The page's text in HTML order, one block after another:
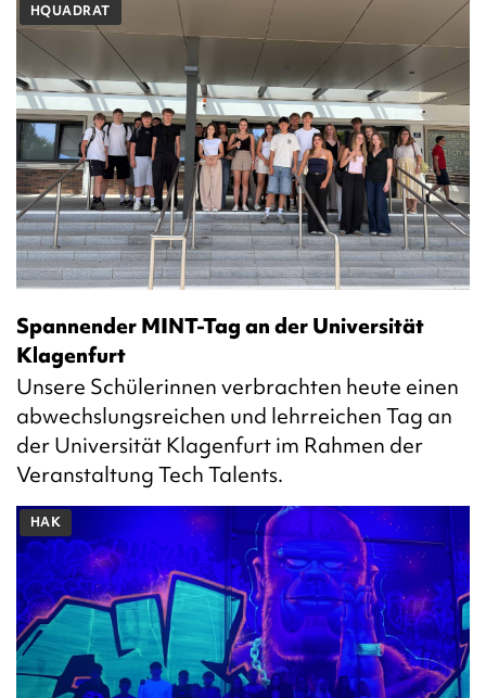
HQUADRAT
Spannender MINT-Tag an der Universität
Klagenfurt
Unsere Schülerinnen verbrachten heute einen
abwechslungsreichen und lehrreichen Tag an
der Universität Klagenfurt im Rahmen der
Veranstaltung Tech Talents.
HAK